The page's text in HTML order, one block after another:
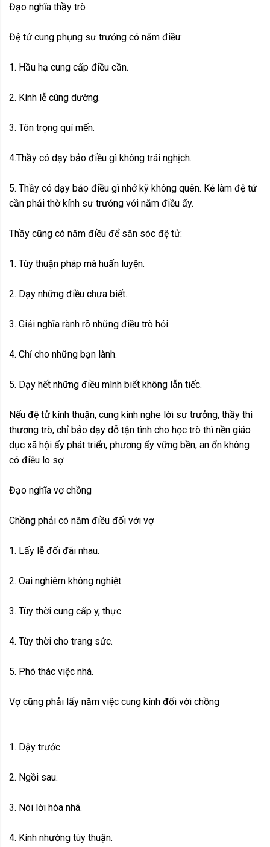
Đạo nghĩa thầy trò
Đệ tử cung phụng sư trưởng có năm điều:
1. Hầu hạ cung cấp điều cần.
2. Kính lễ cúng dường.
3. Tôn trọng quí mến.
4.Thầy có dạy bảo điều gì không trái nghịch.
5. Thầy có dạy bảo điều gì nhớ kỹ không quên. Kẻ làm đệ tử
cần phải thờ kính sư trưởng với năm điều ấy.
Thầy cũng có năm điều để săn sóc đệ tử:
1. Tùy thuận pháp mà huấn luyện.
2. Dạy những điều chưa biết.
3. Giải nghĩa rành rõ những điều trò hỏi.
4. Chỉ cho những bạn lành.
5. Dạy hết những điều mình biết không lẫn tiếc.
Nếu đệ tử kính thuận, cung kính nghe lời sư trưởng, thầy thì
thương trò, chỉ bảo dạy dỗ tận tình cho học trò thì nền giáo
dục xã hội ấy phát triển, phương ấy vững bền, an ổn không
có điều lo sợ.
Đạo nghĩa vợ chồng
Chồng phải có năm điều đối với vợ
1. Lấy lễ đối đãi nhau.
2. Oai nghiêm không nghiệt.
3. Tùy thời cung cấp y, thực.
4. Tùy thời cho trang sức.
5. Phó thác việc nhà.
Vợ cũng phải lấy năm việc cung kính đối với chồng
1. Dậy trước.
2. Ngồi sau.
3. Nói lời hòa nhã.
4. Kính nhường tùy thuận.